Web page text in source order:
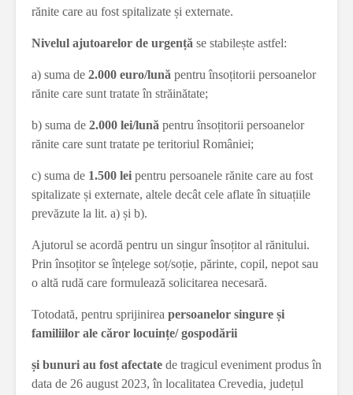
rănite care au fost spitalizate și externate.
Nivelul ajutoarelor de urgență se stabilește astfel:
a) suma de 2.000 euro/lună pentru însoțitorii persoanelor
rănite care sunt tratate în străinătate;
b) suma de 2.000 lei/lună pentru însoțitorii persoanelor
rănite care sunt tratate pe teritoriul României;
c) suma de 1.500 lei pentru persoanele rănite care au fost
spitalizate și externate, altele decât cele aflate în situațiile
prevăzute la lit. a) și b).
Ajutorul se acordă pentru un singur însoțitor al rănitului.
Prin însoțitor se înțelege soț/soție, părinte, copil, nepot sau
o altă rudă care formulează solicitarea necesară.
Totodată, pentru sprijinirea persoanelor singure și
familiilor ale căror locuințe/ gospodării
și bunuri au fost afectate de tragicul eveniment produs în
data de 26 august 2023, în localitatea Crevedia, județul